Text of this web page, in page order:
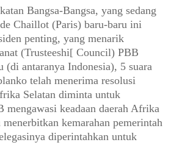
Bangsa-Bangsa, yang sedang
Chaillot (Paris) baru-baru ini
penting, yang menarik
(Trusteeshi[ Council) PBB
(di antaranya Indonesia), 5 suara
telah menerima resolusi
Selatan diminta untuk
mengawasi keadaan daerah Afrika
kemarahan pemerintah
diperintahkan untuk